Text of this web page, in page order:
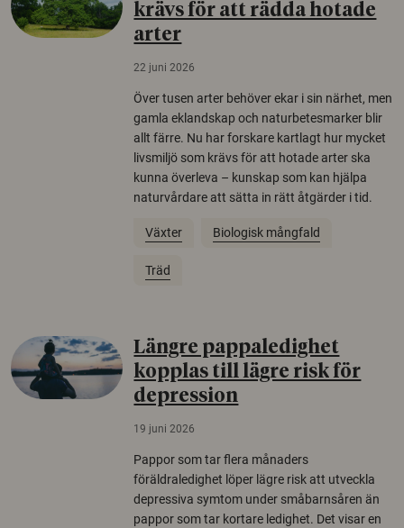
krävs för att rädda hotade
arter
22 juni 2026
Över tusen arter behöver ekar i sin närhet, men
gamla eklandskap och naturbetesmarker blir
allt färre. Nu har forskare kartlagt hur mycket
livsmiljö som krävs för att hotade arter ska
kunna överleva – kunskap som kan hjälpa
naturvårdare att sätta in rätt åtgärder i tid.
Växter Biologisk mångfald
Träd
Längre pappaledighet
kopplas till lägre risk för
depression
19 juni 2026
Pappor som tar flera månaders
föräldraledighet löper lägre risk att utveckla
depressiva symtom under småbarnsåren än
pappor som tar kortare ledighet. Det visar en